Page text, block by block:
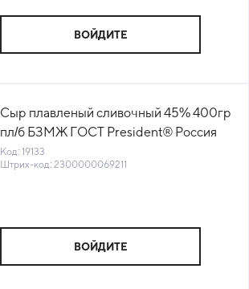
ВОЙДИТЕ
Сыр плавленый сливочный 45% 400гр
пл/б БЗМЖ ГОСТ President® Россия
(27446) (КОД 19133) (0°С)
Код: 19133
Штрих-код: 2300000069211
ВОЙДИТЕ